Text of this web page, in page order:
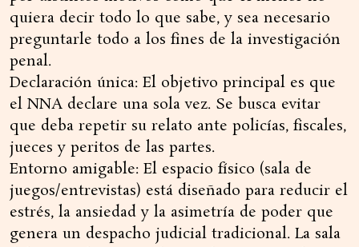
quiera decir todo lo que sabe, y sea necesario
preguntarle todo a los fines de la investigación
penal.
Declaración única: El objetivo principal es que
el NNA declare una sola vez. Se busca evitar
que deba repetir su relato ante policías, fiscales,
jueces y peritos de las partes.
Entorno amigable: El espacio físico (sala de
juegos/entrevistas) está diseñado para reducir el
estrés, la ansiedad y la asimetría de poder que
genera un despacho judicial tradicional. La sala